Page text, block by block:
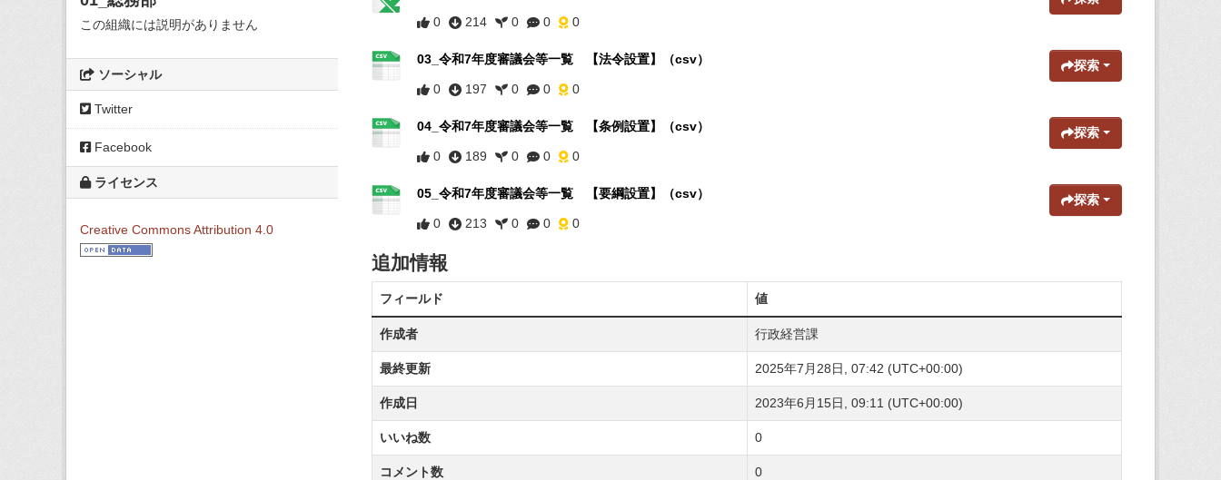
この組織には説明がありません
ソーシャル
Twitter
Facebook
ライセンス
Creative Commons Attribution 4.0
0 214 0 0 0
03_令和7年度審議会等一覧 【法令設置】（csv）
0 197 0 0 0
探索
04_令和7年度審議会等一覧 【条例設置】（csv）
0 189 0 0 0
探索
05_令和7年度審議会等一覧 【要綱設置】（csv）
0 213 0 0 0
探索
追加情報
フィールド 値
作成者 行政経営課
最終更新 2025年7月28日, 07:42 (UTC+00:00)
作成日 2023年6月15日, 09:11 (UTC+00:00)
いいね数 0
コメント数 0